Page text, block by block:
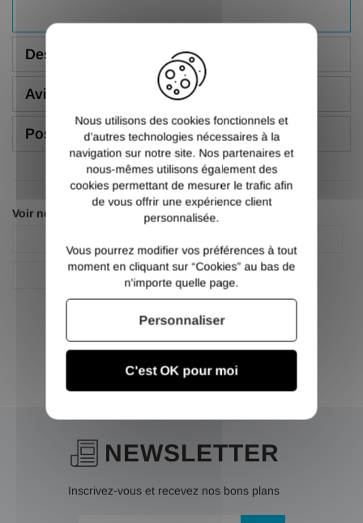
Description
Avis (5.00/5)
Poser une question
Voir nos autres pages :
Poutrelle IPE acier
NEWSLETTER
Inscrivez-vous et recevez nos bons plans
Nous utilisons des cookies fonctionnels et
d’autres technologies nécessaires à la
navigation sur notre site. Nos partenaires et
nous-mêmes utilisons également des
cookies permettant de mesurer le trafic afin
de vous offrir une expérience client
personnalisée.
Vous pourrez modifier vos préférences à tout
moment en cliquant sur “Cookies” au bas de
n'importe quelle page.
C'est OK pour moi
Personnaliser